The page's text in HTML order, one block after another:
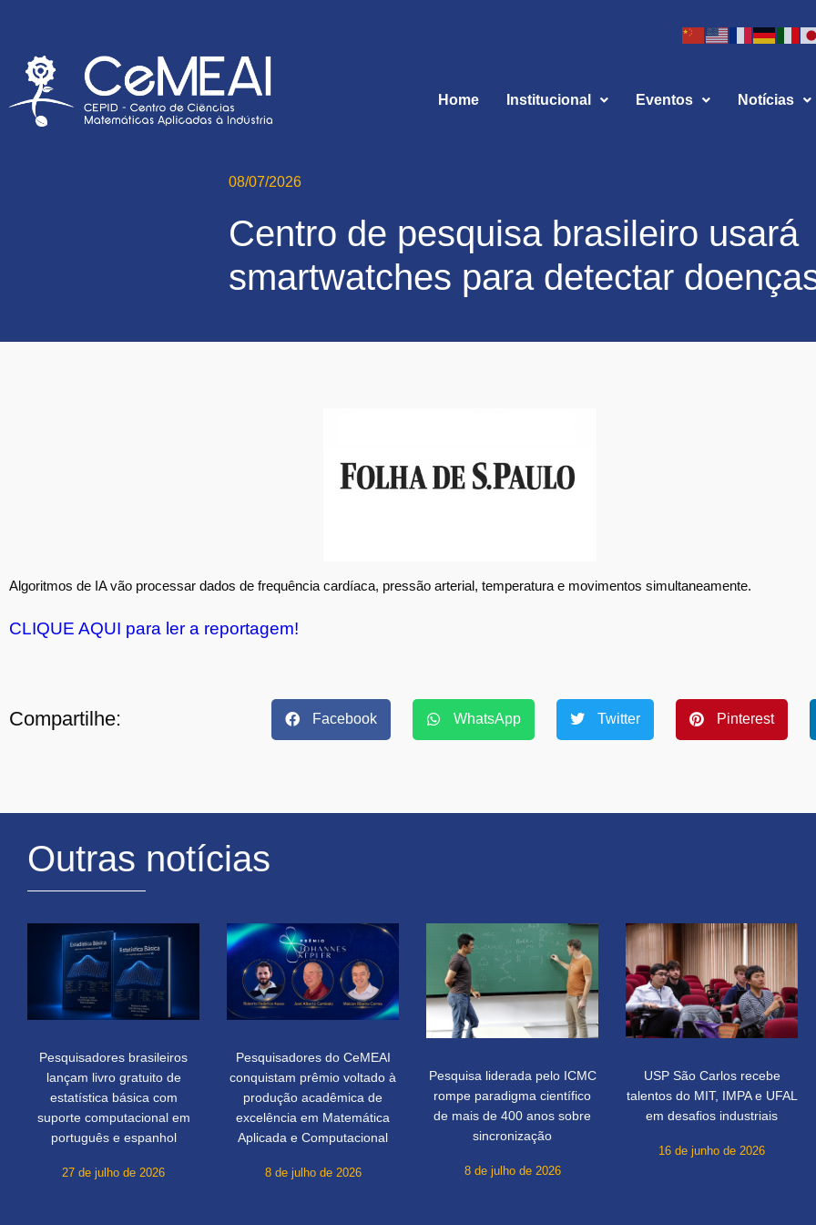
Home Institucional Eventos Notícias
08/07/2026
Centro de pesquisa brasileiro usará
smartwatches para detectar
Algoritmos de IA vão processar dados de frequência cardíaca, pressão arterial, temperatura e movimentos simultaneamente.
CLIQUE AQUI para ler a reportagem!
Compartilhe: Facebook WhatsApp Twitter Pinterest
Outras notícias
Pesquisadores brasileiros
lançam livro gratuito de
estatística básica com
suporte computacional em
português e espanhol
27 de julho de 2026
Pesquisadores do CeMEAI
conquistam prêmio voltado à
produção acadêmica de
excelência em Matemática
Aplicada e Computacional
8 de julho de 2026
Pesquisa liderada pelo ICMC
rompe paradigma científico
de mais de 400 anos sobre
sincronização
8 de julho de 2026
USP São Carlos recebe
talentos do MIT, IMPA e UFAL
em desafios industriais
16 de junho de 2026